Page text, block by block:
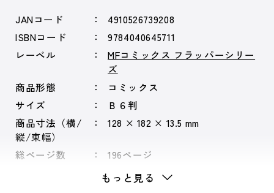
JANコード
4910526739208
ISBNコード
9784040645711
レーベル
MFコミックス フラッパーシリー
ズ
商品形態
コミックス
サイズ
Ｂ６判
商品寸法（横/
縦/束幅）
128 × 182 × 13.5 mm
総ページ数
196ページ
千年狐
もっと見る